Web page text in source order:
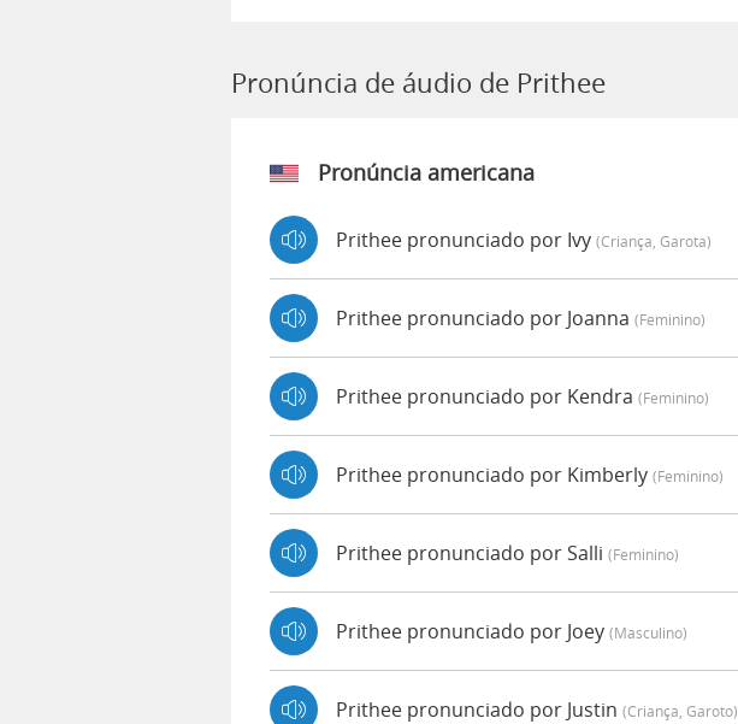
Pronúncia de áudio de Prithee
Pronúncia americana
Prithee pronunciado por Ivy (criança, Garota)
Prithee pronunciado por Joanna (feminino)
Prithee pronunciado por Kendra (feminino)
Prithee pronunciado por Kimberly (feminino)
Prithee pronunciado por Salli (feminino)
Prithee pronunciado por Joey (masculino)
Prithee pronunciado por Justin (criança, Garoto)